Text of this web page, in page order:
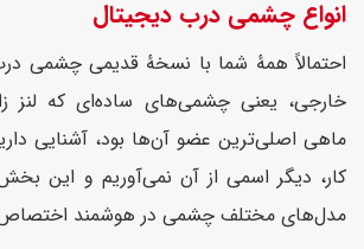
انواع چشمی درب دیجیتال
احتمالاً همهٔ شما با نسخهٔ قدیمی چشمی
خارجی، یعنی چشمی‌های ساده‌ای که لنز
ماهی اصلی‌ترین عضو آن‌ها بود، آشنایی
کار، دیگر اسمی از آن نمی‌آوریم و این
مدل‌های مختلف چشمی در هوشمند